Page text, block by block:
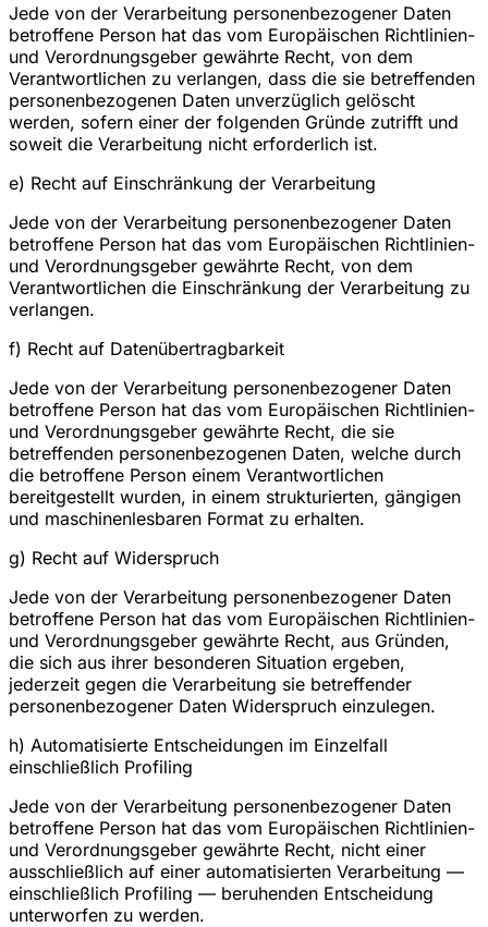
Jede von der Verarbeitung personenbezogener Daten
betroffene Person hat das vom Europäischen Richtlinien-
und Verordnungsgeber gewährte Recht, von dem
Verantwortlichen zu verlangen, dass die sie betreffenden
personenbezogenen Daten unverzüglich gelöscht
werden, sofern einer der folgenden Gründe zutrifft und
soweit die Verarbeitung nicht erforderlich ist.
e) Recht auf Einschränkung der Verarbeitung
Jede von der Verarbeitung personenbezogener Daten
betroffene Person hat das vom Europäischen Richtlinien-
und Verordnungsgeber gewährte Recht, von dem
Verantwortlichen die Einschränkung der Verarbeitung zu
verlangen.
f) Recht auf Datenübertragbarkeit
Jede von der Verarbeitung personenbezogener Daten
betroffene Person hat das vom Europäischen Richtlinien-
und Verordnungsgeber gewährte Recht, die sie
betreffenden personenbezogenen Daten, welche durch
die betroffene Person einem Verantwortlichen
bereitgestellt wurden, in einem strukturierten, gängigen
und maschinenlesbaren Format zu erhalten.
g) Recht auf Widerspruch
Jede von der Verarbeitung personenbezogener Daten
betroffene Person hat das vom Europäischen Richtlinien-
und Verordnungsgeber gewährte Recht, aus Gründen,
die sich aus ihrer besonderen Situation ergeben,
jederzeit gegen die Verarbeitung sie betreffender
personenbezogener Daten Widerspruch einzulegen.
h) Automatisierte Entscheidungen im Einzelfall
einschließlich Profiling
Jede von der Verarbeitung personenbezogener Daten
betroffene Person hat das vom Europäischen Richtlinien-
und Verordnungsgeber gewährte Recht, nicht einer
ausschließlich auf einer automatisierten Verarbeitung —
einschließlich Profiling — beruhenden Entscheidung
unterworfen zu werden.